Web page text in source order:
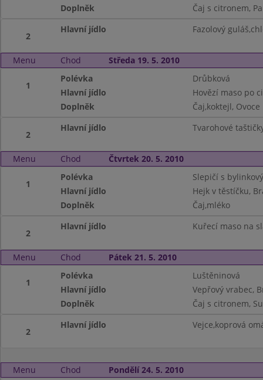
Doplněk
Čaj s citronem,
2
Hlavní jídlo Fazolový
Menu Chod Středa 19. 5. 2010
1
Polévka
Drůbková
Hlavní jídlo
Hovězí maso po
Doplněk
Čaj,koktejl, Ovoce
2
Hlavní jídlo Tvarohové
Menu Chod Čtvrtek 20. 5. 2010
1
Polévka
Slepičí s
Hlavní jídlo
Hejk v těstíčku,
Doplněk
Čaj,mléko
2
Hlavní jídlo Kuřecí maso na
Menu Chod Pátek 21. 5. 2010
1
Polévka
Luštěninová
Hlavní jídlo
Vepřový vrabec,
Doplněk
Čaj s citronem,
2
Hlavní jídlo Vejce,koprová
Menu Chod Pondělí 24. 5. 2010